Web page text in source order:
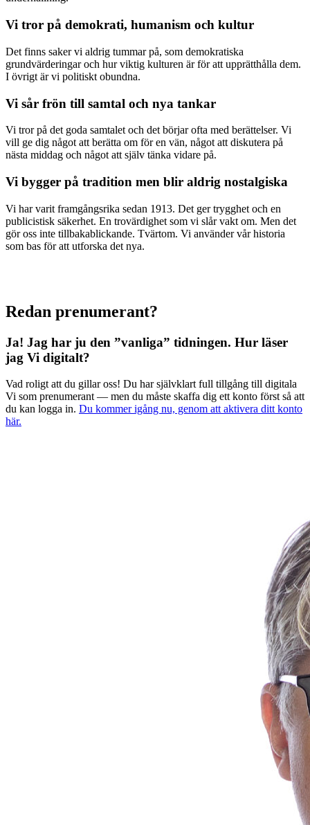
Vi tror på demokrati, humanism och kultur
Det finns saker vi aldrig tummar på, som demokratiska
grundvärderingar och hur viktig kulturen är för att upprätthålla dem.
I övrigt är vi politiskt obundna.
Vi sår frön till samtal och nya tankar
Vi tror på det goda samtalet och det börjar ofta med berättelser. Vi
vill ge dig något att berätta om för en vän, något att diskutera på
nästa middag och något att själv tänka vidare på.
Vi bygger på tradition men blir aldrig nostalgiska
Vi har varit framgångsrika sedan 1913. Det ger trygghet och en
publicistisk säkerhet. En trovärdighet som vi slår vakt om. Men det
gör oss inte tillbakablickande. Tvärtom. Vi använder vår historia
som bas för att utforska det nya.
Redan prenumerant?
Ja! Jag har ju den ”vanliga” tidningen. Hur läser
jag Vi digitalt?
Vad roligt att du gillar oss! Du har självklart full tillgång till digitala
Vi som prenumerant — men du måste skaffa dig ett konto först så att
du kan logga in. Du kommer igång nu, genom att aktivera ditt konto
här.